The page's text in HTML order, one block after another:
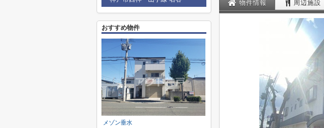
物件情報 周辺施設
おすすめ物件
メゾン垂水